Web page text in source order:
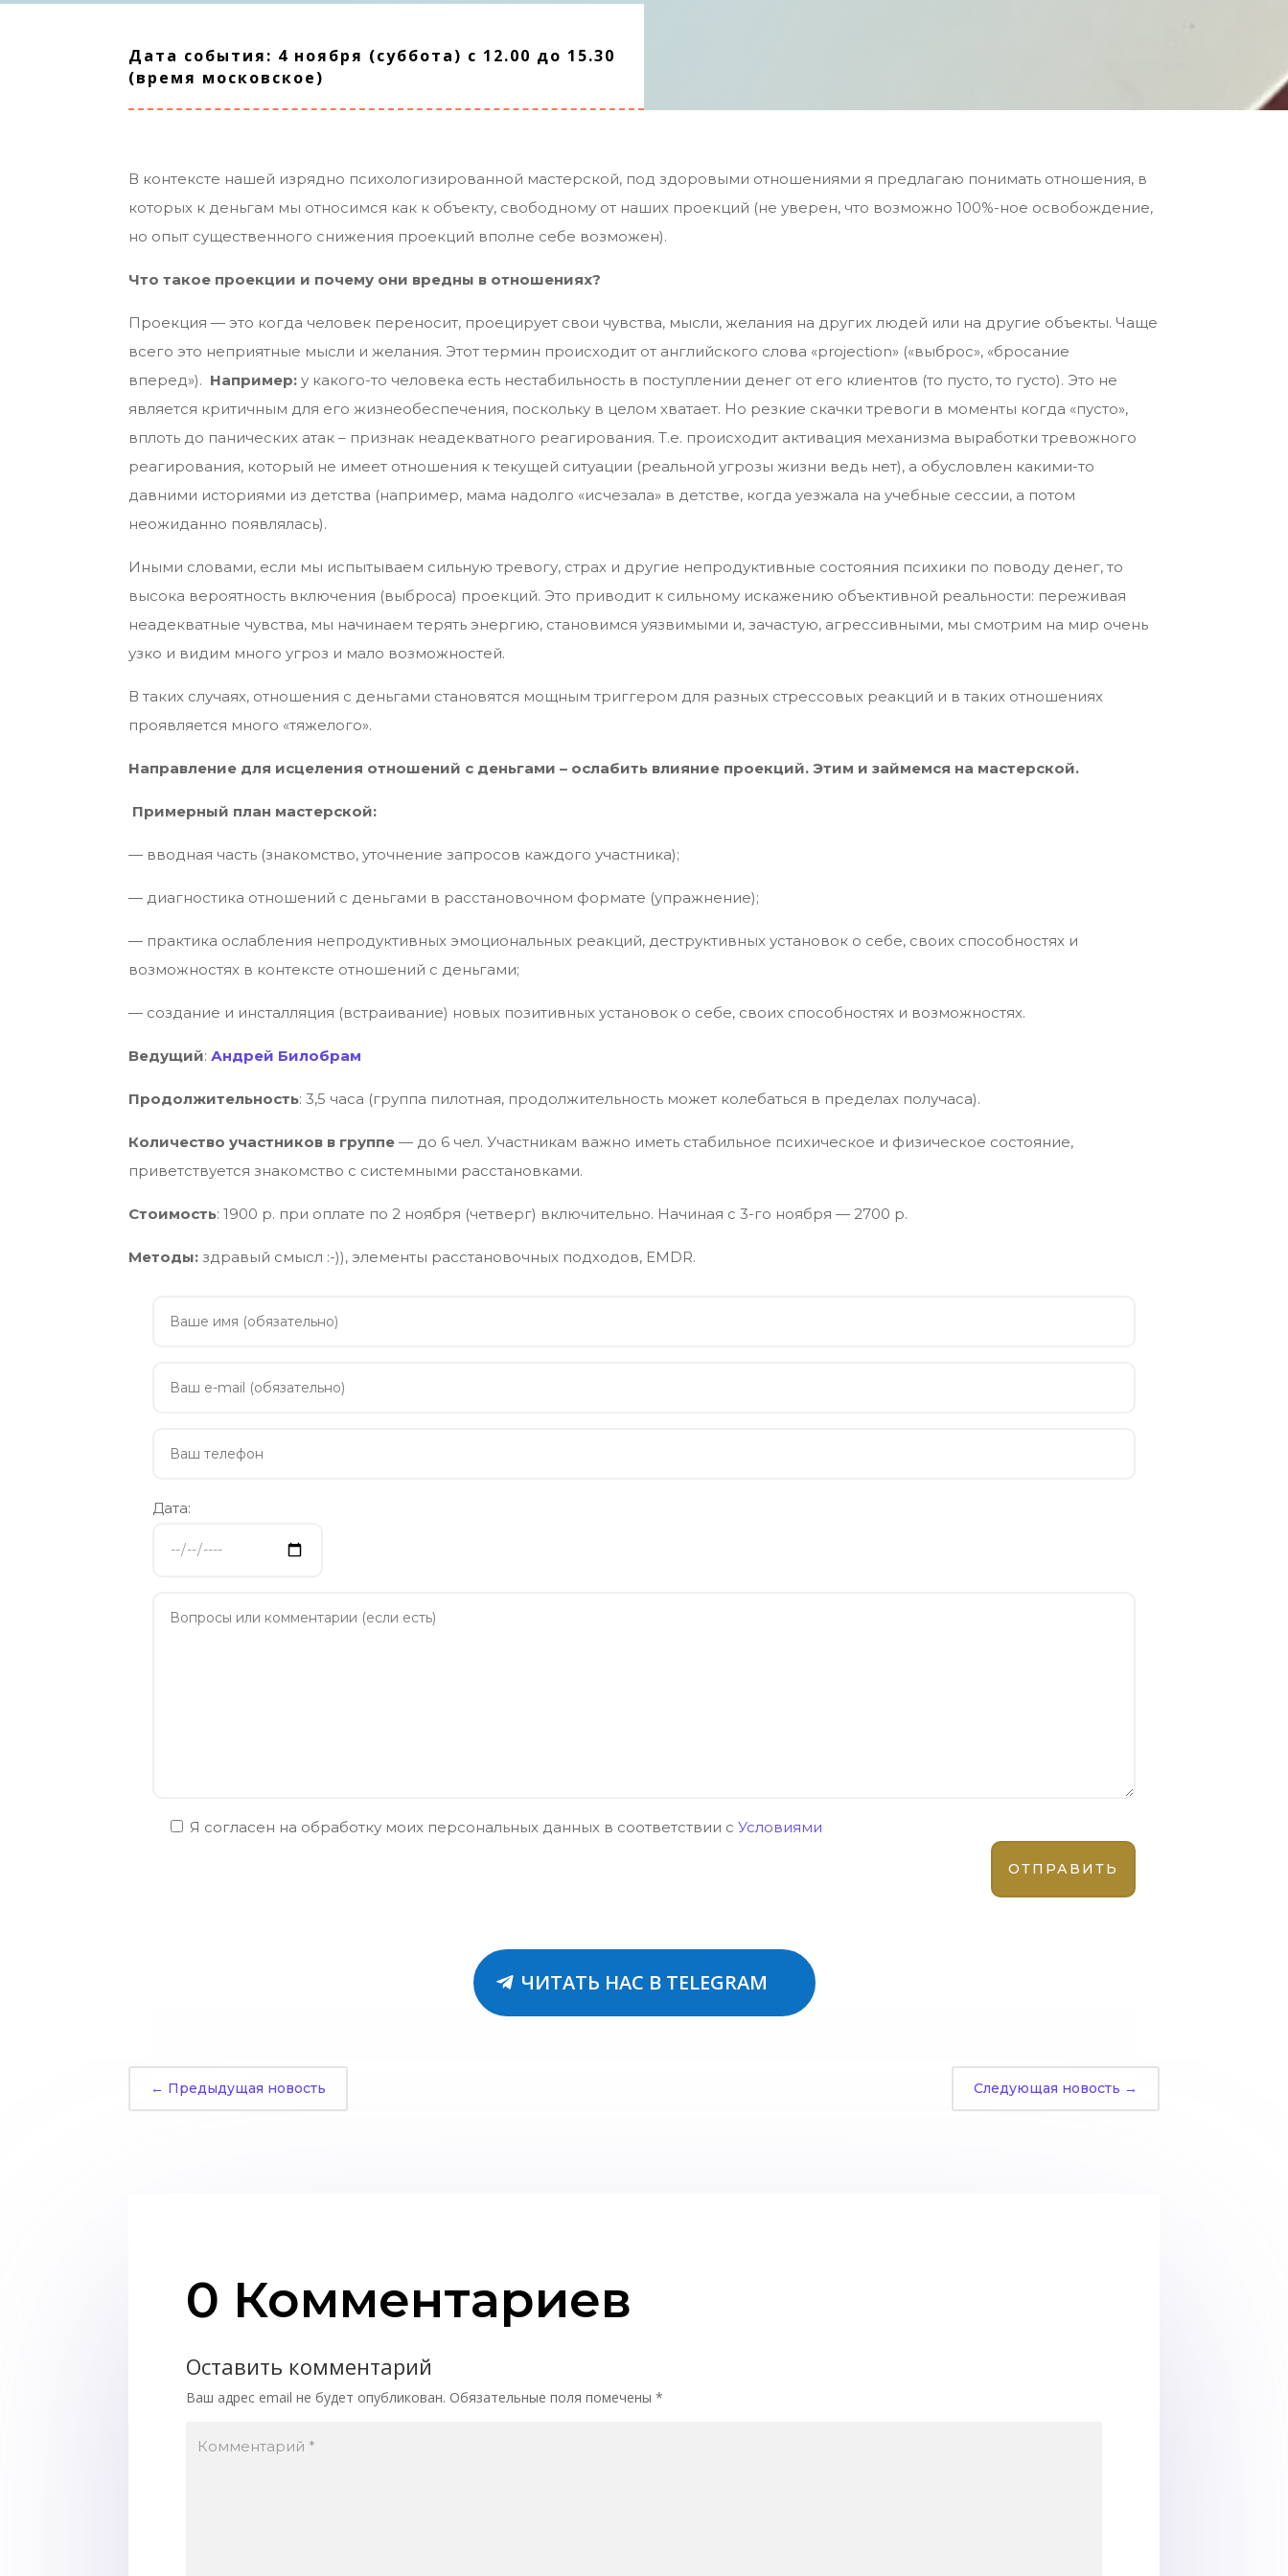
Дата события: 4 ноября (суббота) с 12.00 до 15.30
(время московское)
В контексте нашей изрядно психологизированной мастерской, под здоровыми отношениями я предлагаю понимать отношения, в
которых к деньгам мы относимся как к объекту, свободному от наших проекций (не уверен, что возможно 100%-ное освобождение,
но опыт существенного снижения проекций вполне себе возможен).
Что такое проекции и почему они вредны в отношениях?
Проекция — это когда человек переносит, проецирует свои чувства, мысли, желания на других людей или на другие объекты. Чаще
всего это неприятные мысли и желания. Этот термин происходит от английского слова «projection» («выброс», «бросание
вперед»). Например: у какого-то человека есть нестабильность в поступлении денег от его клиентов (то пусто, то густо). Это не
является критичным для его жизнеобеспечения, поскольку в целом хватает. Но резкие скачки тревоги в моменты когда «пусто»,
вплоть до панических атак – признак неадекватного реагирования. Т.е. происходит активация механизма выработки тревожного
реагирования, который не имеет отношения к текущей ситуации (реальной угрозы жизни ведь нет), а обусловлен какими-то
давними историями из детства (например, мама надолго «исчезала» в детстве, когда уезжала на учебные сессии, а потом
неожиданно появлялась).
Иными словами, если мы испытываем сильную тревогу, страх и другие непродуктивные состояния психики по поводу денег, то
высока вероятность включения (выброса) проекций. Это приводит к сильному искажению объективной реальности: переживая
неадекватные чувства, мы начинаем терять энергию, становимся уязвимыми и, зачастую, агрессивными, мы смотрим на мир очень
узко и видим много угроз и мало возможностей.
В таких случаях, отношения с деньгами становятся мощным триггером для разных стрессовых реакций и в таких отношениях
проявляется много «тяжелого».
Направление для исцеления отношений с деньгами – ослабить влияние проекций. Этим и займемся на мастерской.
Примерный план мастерской:
— вводная часть (знакомство, уточнение запросов каждого участника);
— диагностика отношений с деньгами в расстановочном формате (упражнение);
— практика ослабления непродуктивных эмоциональных реакций, деструктивных установок о себе, своих способностях и
возможностях в контексте отношений с деньгами;
— создание и инсталляция (встраивание) новых позитивных установок о себе, своих способностях и возможностях.
Ведущий:Андрей Билобрам
Продолжительность: 3,5 часа (группа пилотная, продолжительность может колебаться в пределах получаса).
Количество участников в группе — до 6 чел. Участникам важно иметь стабильное психическое и физическое состояние,
приветствуется знакомство с системными расстановками.
Стоимость: 1900 р. при оплате по 2 ноября (четверг) включительно. Начиная с 3-го ноября — 2700 р.
Методы: здравый смысл :-)), элементы расстановочных подходов, EMDR.
Дата:
Я согласен на обработку моих персональных данных в соответствии сУсловиями
ЧИТАТЬ НАС В TELEGRAM
← Предыдущая новость Следующая новость →
0 Комментариев
Оставить комментарий
Ваш адрес email не будет опубликован. Обязательные поля помечены*